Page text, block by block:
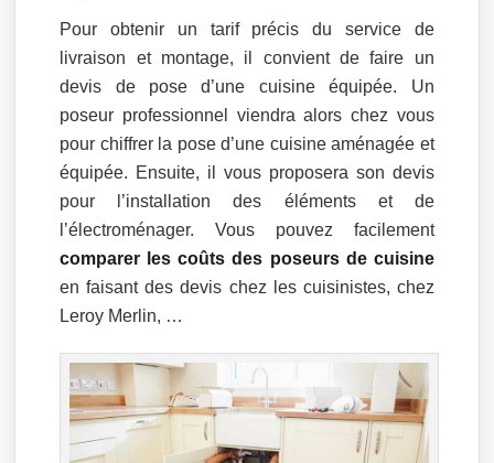
Pour obtenir un tarif précis du service de
livraison et montage, il convient de faire un
devis de pose d’une cuisine équipée. Un
poseur professionnel viendra alors chez vous
pour chiffrer la pose d’une cuisine aménagée et
équipée. Ensuite, il vous proposera son devis
pour l’installation des éléments et de
l’électroménager. Vous pouvez facilement
comparer les coûts des poseurs de cuisine
en faisant des devis chez les cuisinistes, chez
Leroy Merlin, …